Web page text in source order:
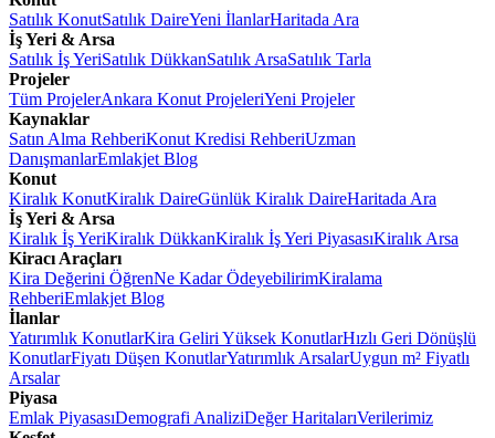
Satılık KonutSatılık DaireYeni İlanlarHaritada Ara
İş Yeri & Arsa
Satılık İş YeriSatılık DükkanSatılık ArsaSatılık Tarla
Projeler
Tüm ProjelerAnkara Konut ProjeleriYeni Projeler
Kaynaklar
Satın Alma RehberiKonut Kredisi RehberiUzman
DanışmanlarEmlakjet Blog
Konut
Kiralık KonutKiralık DaireGünlük Kiralık DaireHaritada Ara
İş Yeri & Arsa
Kiralık İş YeriKiralık DükkanKiralık İş Yeri PiyasasıKiralık Arsa
Kiracı Araçları
Kira Değerini ÖğrenNe Kadar ÖdeyebilirimKiralama
RehberiEmlakjet Blog
İlanlar
Yatırımlık KonutlarKira Geliri Yüksek KonutlarHızlı Geri Dönüşlü
KonutlarFiyatı Düşen KonutlarYatırımlık ArsalarUygun m² Fiyatlı
Arsalar
Piyasa
Emlak PiyasasıDemografi AnaliziDeğer HaritalarıVerilerimiz